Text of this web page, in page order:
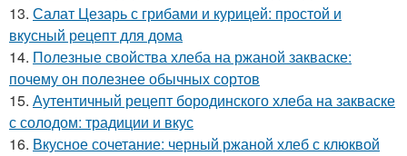
13. Салат Цезарь с грибами и курицей: простой и
вкусный рецепт для дома
14. Полезные свойства хлеба на ржаной закваске:
почему он полезнее обычных сортов
15. Аутентичный рецепт бородинского хлеба на закваске
с солодом: традиции и вкус
16. Вкусное сочетание: черный ржаной хлеб с клюквой